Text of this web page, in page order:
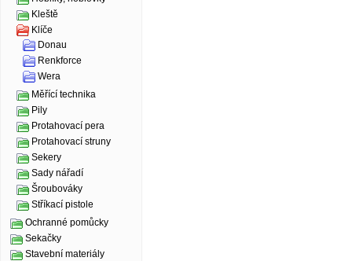
Kleště
Klíče
Donau
Renkforce
Wera
Měřící technika
Pily
Protahovací pera
Protahovací struny
Sekery
Sady nářadí
Šroubováky
Stříkací pistole
Ochranné pomůcky
Sekačky
Stavební materiály